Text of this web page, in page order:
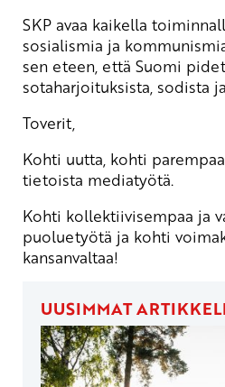
SKP avaa kaikella
sosialismia ja
sen eteen, että Suomi
sotaharjoituksista, sodista
Toverit,
Kohti uutta, kohti
tietoista mediatyötä.
Kohti kollektiivisempaa ja
puoluetyötä ja kohti
kansanvaltaa!
UUSIMMAT